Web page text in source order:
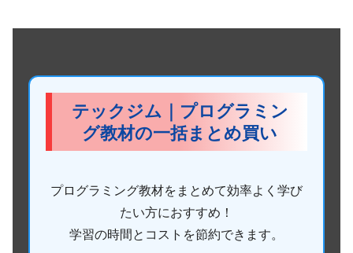
テックジム｜プログラミン
グ教材の一括まとめ買い
プログラミング教材をまとめて効率よく学び
たい方におすすめ！
学習の時間とコストを節約できます。